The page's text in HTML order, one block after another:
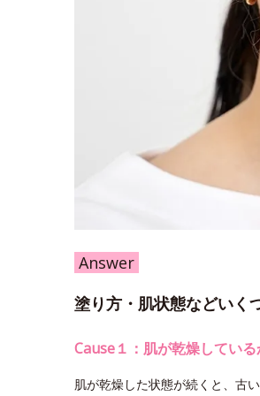
Answer
塗り方・肌状態などいく
Cause１：肌が乾燥している
肌が乾燥した状態が続くと、古